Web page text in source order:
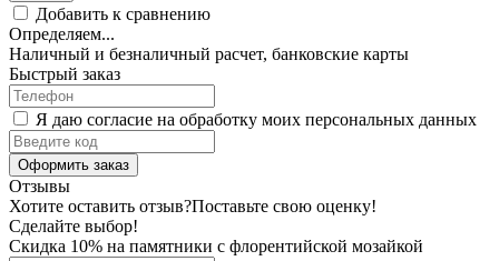
Добавить к сравнению
Определяем...
Наличный и безналичный расчет, банковские карты
Быстрый заказ
Я даю согласие на обработку моих персональных данных
Оформить заказ
Отзывы
Хотите оставить отзыв?Поставьте свою оценку!
Сделайте выбор!
Скидка 10% на памятники с флорентийской мозайкой